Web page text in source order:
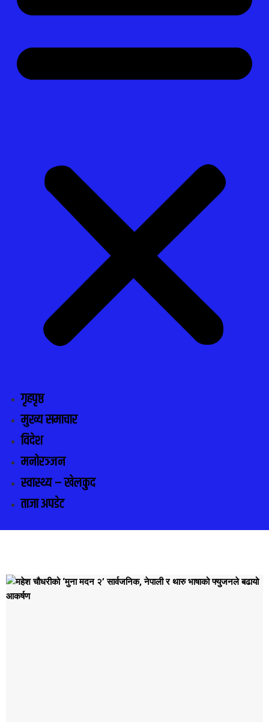
गृहपृष्ठ
मुख्य समाचार
विदेश
मनोरञ्जन
स्वास्थ्य – खेलकुद
ताजा अपडेट